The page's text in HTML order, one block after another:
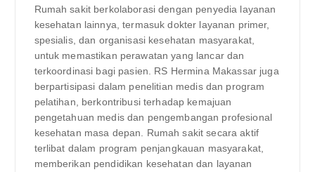
Rumah sakit berkolaborasi dengan penyedia layanan
kesehatan lainnya, termasuk dokter layanan primer,
spesialis, dan organisasi kesehatan masyarakat,
untuk memastikan perawatan yang lancar dan
terkoordinasi bagi pasien. RS Hermina Makassar juga
berpartisipasi dalam penelitian medis dan program
pelatihan, berkontribusi terhadap kemajuan
pengetahuan medis dan pengembangan profesional
kesehatan masa depan. Rumah sakit secara aktif
terlibat dalam program penjangkauan masyarakat,
memberikan pendidikan kesehatan dan layanan